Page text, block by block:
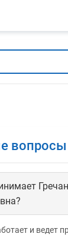
вопросы
и ведет